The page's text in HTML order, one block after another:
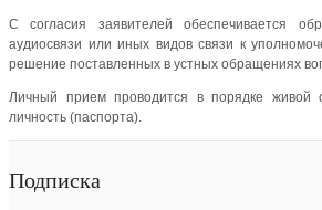
С согласия заявителей обеспечивается
аудиосвязи или иных видов связи к
решение поставленных в устных обращениях
Личный прием проводится в порядке живой
личность (паспорта).
Подписка